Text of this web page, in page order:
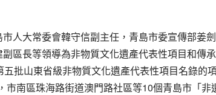
人大常委會韓守信副主任，青島市委宣傳部姜
區長等領導為非物質文化遺產代表性項目和傳
批山東省級非物質文化遺產代表性項目名錄的
南區珠海路街道澳門路社區等10個青島市「非